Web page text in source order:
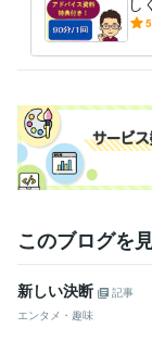
コナラ　プラチナラ
資格・検定
産業カウンセラー
メンタルヘルスマネ
普通自動車第一種
マイクロソフト オ
Excel:25年
Cubase:15年
得意分野
悩み相談・カウンセ
オ
に
このブログを
新しい決断
記事
エンタメ・趣味